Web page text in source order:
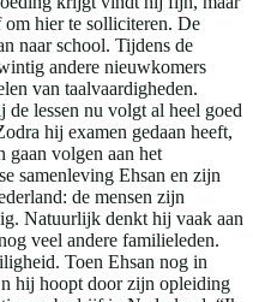
hier te solliciteren. De
naar school. Tijdens de
andere nieuwkomers
van taalvaardigheden.
lessen nu volgt al heel goed
hij examen gedaan heeft,
gaan volgen aan het
samenleving Ehsan en zijn
de mensen zijn
Natuurlijk denkt hij vaak aan
veel andere familieleden.
Toen Ehsan nog in
hij hoopt door zijn opleiding